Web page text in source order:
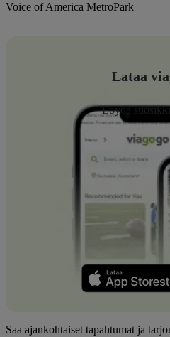
Voice of America MetroPark
Lataa
Löydä
Saa ajankohtaiset tapahtumat ja